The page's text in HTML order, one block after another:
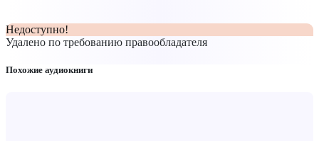
Недоступно!
Удалено по требованию правообладателя
Похожие аудиокниги